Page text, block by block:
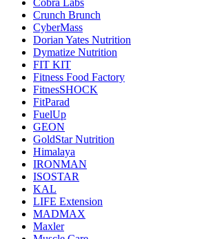
Cobra Labs
Crunch Brunch
CyberMass
Dorian Yates Nutrition
Dymatize Nutrition
FIT KIT
Fitness Food Factory
FitnesSHOCK
FitParad
FuelUp
GEON
GoldStar Nutrition
Himalaya
IRONMAN
ISOSTAR
KAL
LIFE Extension
MADMAX
Maxler